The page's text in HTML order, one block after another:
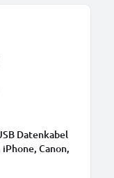
Datenkabel
Canon,